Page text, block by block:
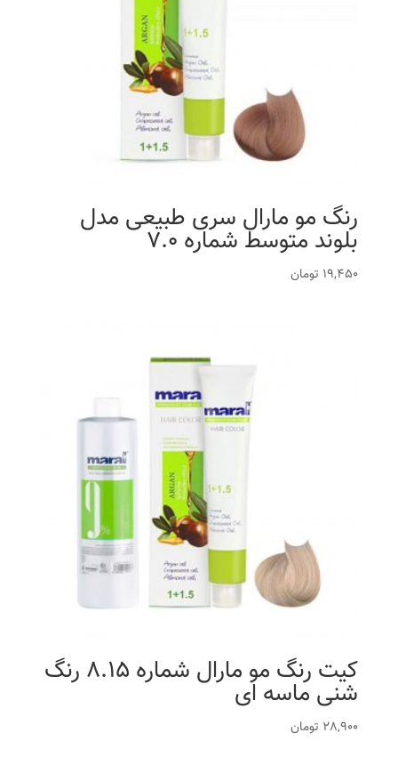
رنگ مو مارال سری طبیعی مدل
بلوند متوسط شماره 7.0
19,450 تومان
کیت رنگ مو مارال شماره 8.15 رنگ
شنی ماسه ای
28,900 تومان